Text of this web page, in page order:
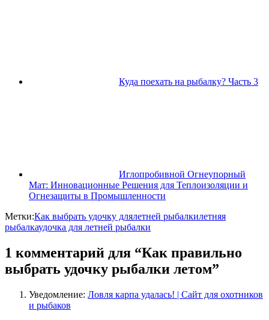
Куда поехать на рыбалку? Часть 3
Иглопробивной Огнеупорный
Мат: Инновационные Решения для Теплоизоляции и
Огнезащиты в Промышленности
Метки:Как выбрать удочку длялетней рыбалкилетняя
рыбалкаудочка для летней рыбалки
1 комментарий для “Как правильно
выбрать удочку рыбалки летом”
Уведомление: Ловля карпа удалась! | Сайт для охотников
и рыбаков